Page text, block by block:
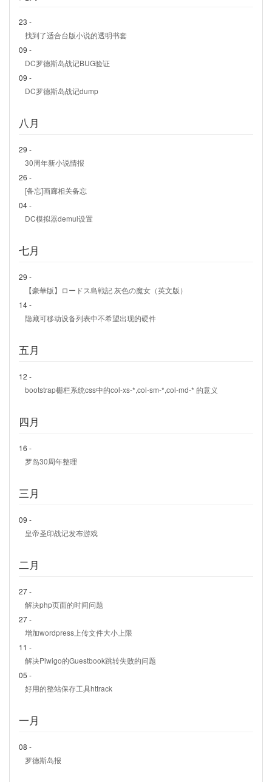
23 -
找到了适合台版小说的透明书套
09 -
DC罗德斯岛战记BUG验证
09 -
DC罗德斯岛战记dump
八月
29 -
30周年新小说情报
26 -
[备忘]画廊相关备忘
04 -
DC模拟器demul设置
七月
29 -
【豪華版】ロードス島戦記 灰色の魔女（英文版）
14 -
隐藏可移动设备列表中不希望出现的硬件
五月
12 -
bootstrap栅栏系统css中的col-xs-*,col-sm-*,col-md-* 的意义
四月
16 -
罗岛30周年整理
三月
09 -
皇帝圣印战记发布游戏
二月
27 -
解决php页面的时间问题
27 -
增加wordpress上传文件大小上限
11 -
解决Piwigo的Guestbook跳转失败的问题
05 -
好用的整站保存工具httrack
一月
08 -
罗德斯岛报